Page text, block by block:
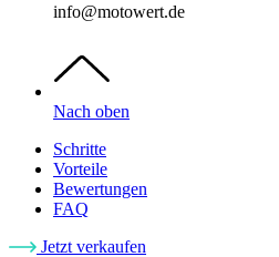
info@motowert.de
Nach oben
Schritte
Vorteile
Bewertungen
FAQ
Jetzt verkaufen